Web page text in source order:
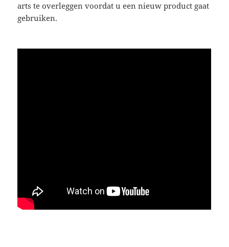
arts te overleggen voordat u een nieuw product gaat
gebruiken.